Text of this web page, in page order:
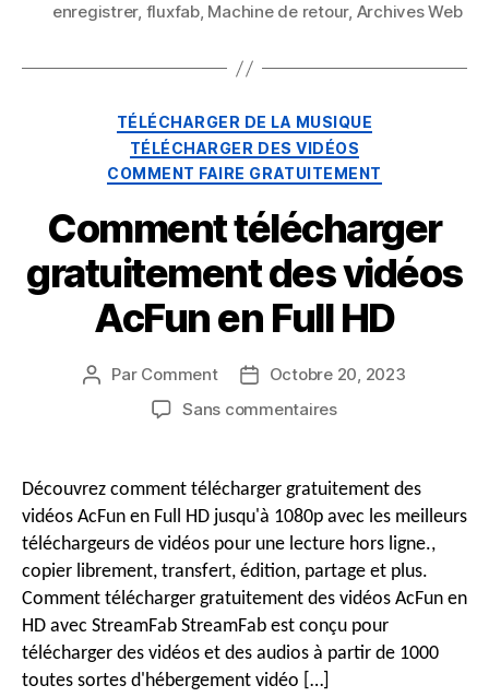
enregistrer, fluxfab, Machine de retour, Archives Web
Catégories
TÉLÉCHARGER DE LA MUSIQUE
TÉLÉCHARGER DES VIDÉOS
COMMENT FAIRE GRATUITEMENT
Comment télécharger
gratuitement des vidéos
AcFun en Full HD
Auteur
message
Par Comment
DateOctobre 20, 2023
Sans commentairessur
gratuitement
vidéos
AcFun
en
Full
HD
Découvrez comment télécharger gratuitement des
vidéos AcFun en Full HD jusqu'à 1080p avec les meilleurs
téléchargeurs de vidéos pour une lecture hors ligne.,
copier librement, transfert, édition, partage et plus.
Comment télécharger gratuitement des vidéos AcFun en
HD avec StreamFab StreamFab est conçu pour
télécharger des vidéos et des audios à partir de 1000
toutes sortes d'hébergement vidéo […]